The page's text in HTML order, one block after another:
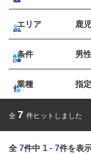
エリア 鹿
条件 男
業種 指
全 7 件ヒットしました
全 7件中 1 - 7件を表